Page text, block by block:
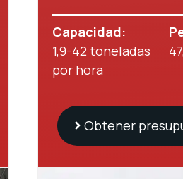
Capacidad:
1,9-42 toneladas
por hora
Obtener